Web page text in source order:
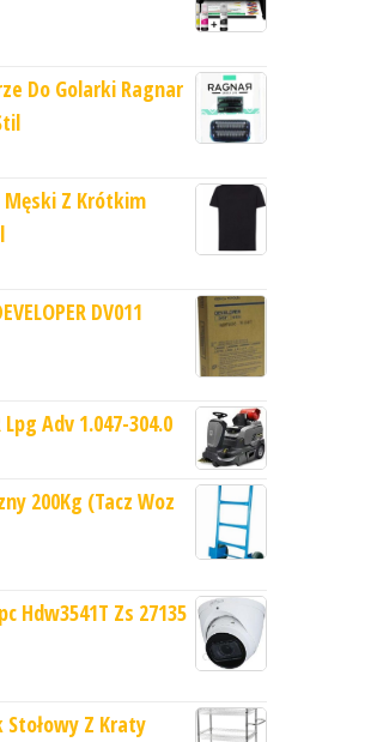
Do Golarki Ragnar
Męski Z Krótkim
DV011
Adv 1.047-304.0
200Kg (Tacz Woz
Hdw3541T Zs 27135
Z Kraty